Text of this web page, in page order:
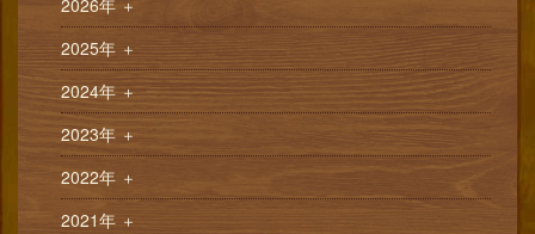
2026年 ＋
2025年 ＋
2024年＋
2023年 ＋
2022年 ＋
2021年 ＋